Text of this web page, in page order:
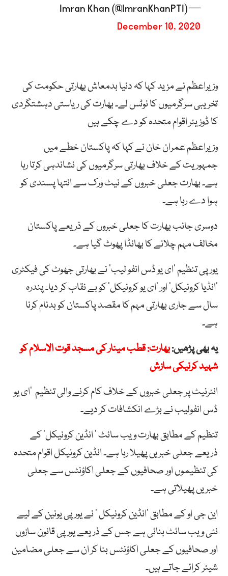
— Imran Khan (@ImranKhanPTI)
December 10, 2020
وزیراعظم نے مزید کہا کہ دنیا بدمعاش بھارتی حکومت کی
تخریبی سرگرمیوں کا نوٹس لے۔ بھارت کی ریاستی دہشتگردی
کا ڈوزیئر اقوام متحدہ کو دے چکے ہیں
وزیراعظم عمران خان نے کہا کہ پاکستان خطے میں
جمہوریت کے خلاف بھارتی سرگرمیوں کی نشاندہی کرتا رہا
ہے۔ بھارت جعلی خبروں کے نیٹ ورک سے انتہا پسندی کو
ہوا دے رہا ہے۔
دوسری جانب بھارت کا جعلی خبروں کے ذریعے پاکستان
مخالف مہم چلانے کا بھانڈا پھوٹ گیا ہے۔
یورپی تنظیم ’ای یو ڈس انفو لیب‘ نے بھارتی جھوٹ کی فیکٹری
’انڈیا کرونیکل‘ اور ’ای یو کرونیکل‘ کو بے نقاب کر دیا۔ پندرہ
سال سے جاری بھارتی مہم کا مقصد پاکستان کو بدنام کرنا
ہے۔
یہ بھی پڑھیں:بھارت: قطب مینار کی مسجد قوت الاسلام کو
شہید کرنیکی سازش
انٹرنیٹ پر جعلی خبروں کے خلاف کام کرنے والی تنظیم ’ای یو
ڈس انفولیب نے بڑے انکشافات کر دیے۔
تنظیم کے مطابق بھارت ویب سائٹ ’ انڈین کرونیکل‘ کے
ذریعے جعلی خبریں پھیلا رہا ہے۔ انڈین کرونیکل اقوام متحدہ
کی تنظیموں اور صحافیوں کے جعلی اکاؤنٹس سے جعلی
خبریں پھیلاتی ہے۔
این جی او کے مطابق ’انڈین کرونیکل ‘ نے یورپی یونین کے لیے
نئی ویب سائٹ بنائی ہے جس کے ذریعے یورپی قانون سازوں
اور صحافیوں کے جعلی اکاؤنٹس بنا کر ان سے جعلی مضامین
شیئر کرائے جاتے ہیں۔